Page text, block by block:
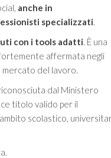
anche in
specializzati.
con i tools adatti. È una
affermata negli
mercato del lavoro.
dal Ministero
titolo valido per il
scolastico,